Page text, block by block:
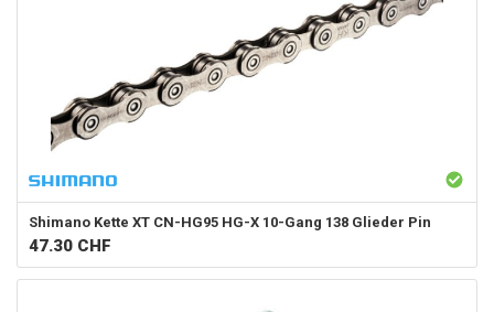
Shimano Kette XT CN-HG95 HG-X 10-Gang 138 Glieder Pin
47.30 CHF